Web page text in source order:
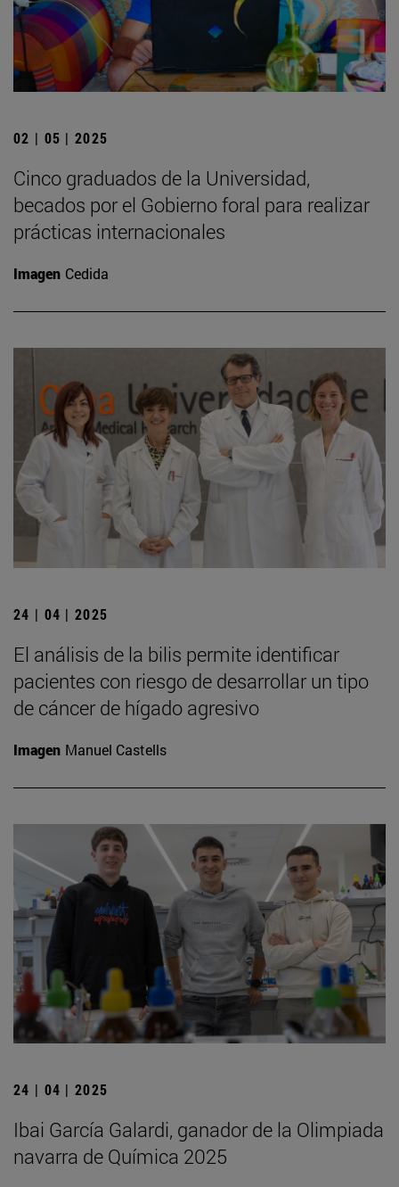
02 | 05 | 2025
Cinco graduados de la Universidad,
becados por el Gobierno foral para realizar
prácticas internacionales
Imagen Cedida
24 | 04 | 2025
El análisis de la bilis permite identificar
pacientes con riesgo de desarrollar un tipo
de cáncer de hígado agresivo
Imagen Manuel Castells
24 | 04 | 2025
Ibai García Galardi, ganador de la Olimpiada
navarra de Química 2025